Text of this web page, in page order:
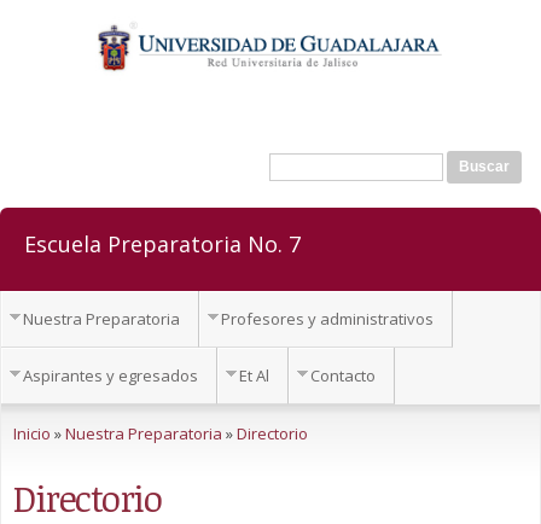
contenido
principal
Formulario de búsqueda
Buscar
Escuela Preparatoria No. 7
Nuestra Preparatoria Profesores y administrativos
Aspirantes y egresados Et Al Contacto
Inicio »Nuestra Preparatoria »Directorio
Directorio